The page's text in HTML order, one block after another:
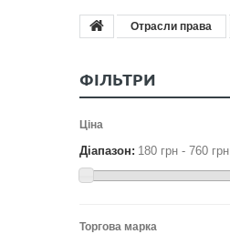
Отрасли права
ФІЛЬТРИ
Ціна
Діапазон: 180 грн - 760 грн
Торгова марка